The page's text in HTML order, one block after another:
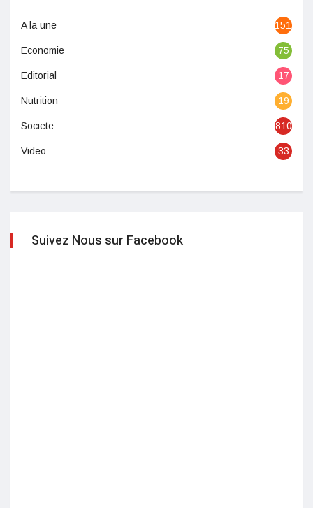
A la une 1513
Economie 75
Editorial 17
Nutrition 19
Societe 810
Video 33
Suivez Nous sur Facebook